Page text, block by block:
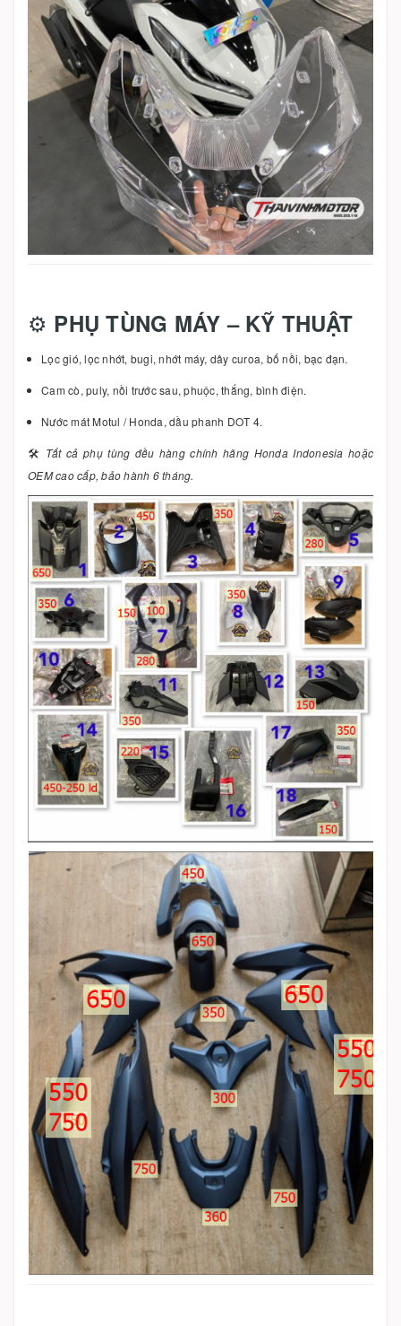
⚙️ PHỤ TÙNG MÁY – KỸ THUẬT
Lọc gió, lọc nhớt, bugi, nhớt máy, dây curoa, bố nồi, bạc đạn.
Cam cò, puly, nồi trước sau, phuộc, thắng, bình điện.
Nước mát Motul / Honda, dầu phanh DOT 4.
🛠️ Tất cả phụ tùng đều hàng chính hãng Honda Indonesia hoặc
OEM cao cấp, bảo hành 6 tháng.